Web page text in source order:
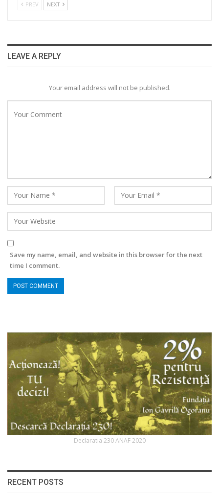
PREV NEXT
LEAVE A REPLY
Your email address will not be published.
Save my name, email, and website in this browser for the next
time I comment.
Declaratia 230 ANAF 2020
RECENT POSTS